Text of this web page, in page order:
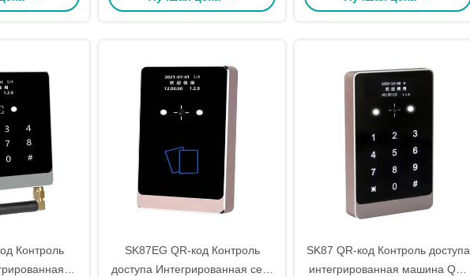
Контроль
SK87EG QR-код Контроль
доступа Интегрированная сеть
SK87 QR-код Контроль доступа
интегрированная машина QR-